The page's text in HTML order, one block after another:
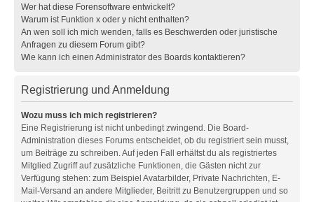
Wer hat diese Forensoftware entwickelt?
Warum ist Funktion x oder y nicht enthalten?
An wen soll ich mich wenden, falls es Beschwerden oder juristische
Anfragen zu diesem Forum gibt?
Wie kann ich einen Administrator des Boards kontaktieren?
Registrierung und Anmeldung
Wozu muss ich mich registrieren?
Eine Registrierung ist nicht unbedingt zwingend. Die Board-
Administration dieses Forums entscheidet, ob du registriert sein musst,
um Beiträge zu schreiben. Auf jeden Fall erhältst du als registriertes
Mitglied Zugriff auf zusätzliche Funktionen, die Gästen nicht zur
Verfügung stehen: zum Beispiel Avatarbilder, Private Nachrichten, E-
Mail-Versand an andere Mitglieder, Beitritt zu Benutzergruppen und so